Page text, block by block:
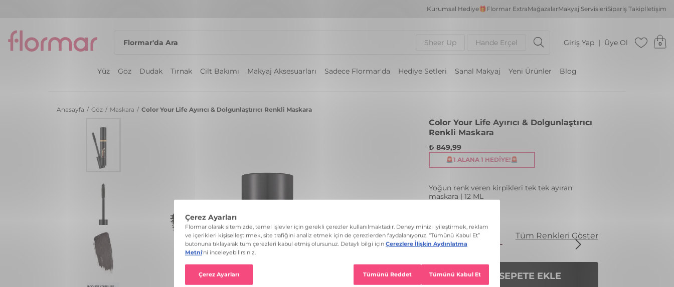
Kurumsal Hediye🎁Flormar ExtraMağazalarMakyaj ServisleriSipariş Takipİletişim
Sheer Up Hande Erçel Giriş Yap Üye Ol 0
Yüz Göz Dudak Tırnak Cilt Bakımı Makyaj Aksesuarları Sadece Flormar'da Hediye Setleri Sanal Makyaj Yeni Ürünler Blog
Anasayfa / Göz / Maskara / Color Your Life Ayırıcı & Dolgunlaştırıcı Renkli Maskara
Color Your Life Ayırıcı & Dolgunlaştırıcı
Renkli Maskara
Yoğun renk veren kirpikleri tek tek ayıran
maskara | 12 ML
₺ 849,99
🚨1 ALANA 1 HEDIYE!🚨
4 Renk Tüm Renkleri Göster
1 SEPETE EKLE